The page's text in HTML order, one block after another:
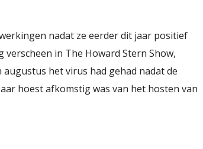
nadat ze eerder dit jaar positief
verscheen in The Howard Stern Show,
het virus had gehad nadat de
hoest afkomstig was van het hosten van